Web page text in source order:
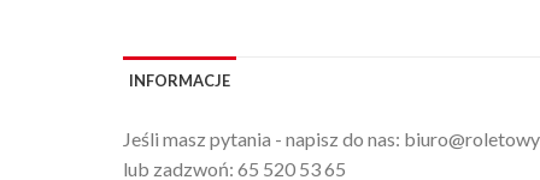
INFORMACJE
Jeśli masz pytania - napisz do nas:
lub zadzwoń: 65 520 53 65